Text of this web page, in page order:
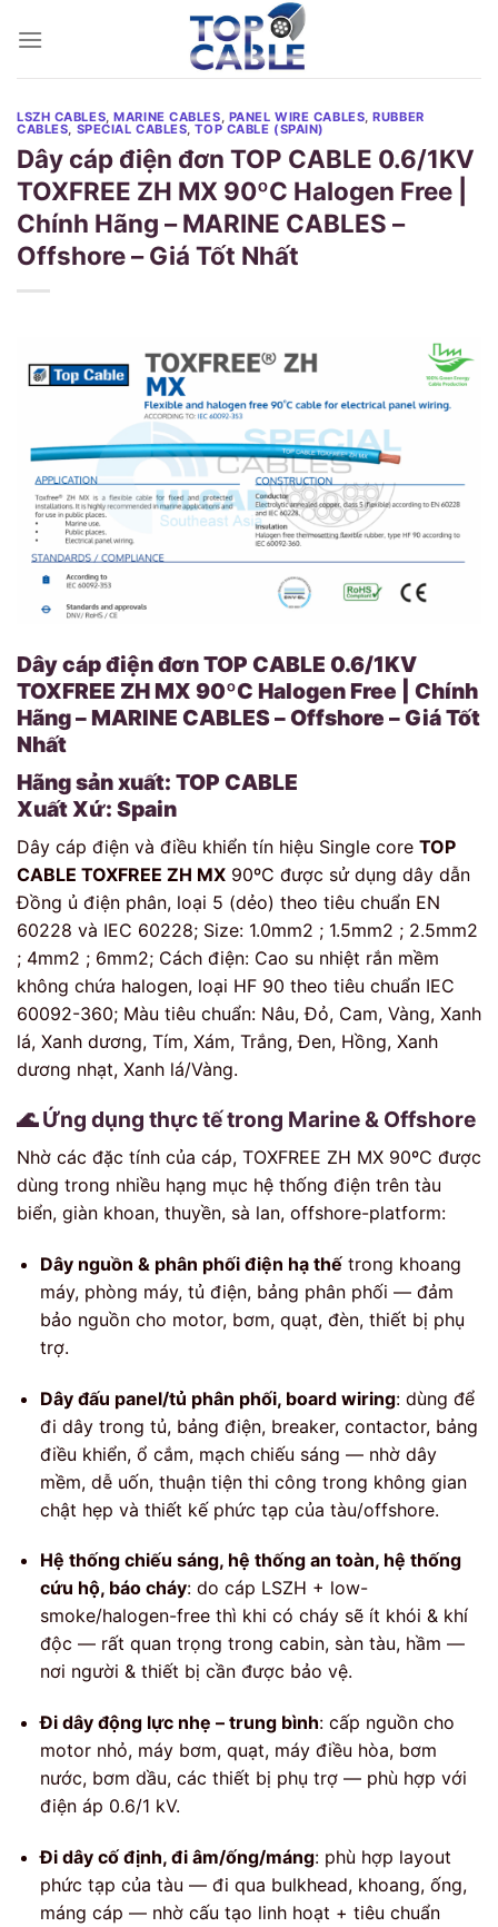
LSZH CABLES,MARINE CABLES, PANEL WIRE CABLES,RUBBER
CABLES, SPECIAL CABLES,TOP CABLE (SPAIN)
Dây cáp điện đơn TOP CABLE 0.6/1KV
TOXFREE ZH MX 90ºC Halogen Free |
Chính Hãng – MARINE CABLES –
Offshore – Giá Tốt Nhất
Dây cáp điện đơn TOP CABLE 0.6/1KV
TOXFREE ZH MX 90ºC Halogen Free | Chính
Hãng – MARINE CABLES – Offshore – Giá Tốt
Nhất
Hãng sản xuất: TOP CABLE
Xuất Xứ: Spain
Dây cáp điện và điều khiển tín hiệu Single core TOP
CABLE TOXFREE ZH MX 90ºC được sử dụng dây dẫn
Đồng ủ điện phân, loại 5 (dẻo) theo tiêu chuẩn EN
60228 và IEC 60228; Size: 1.0mm2 ; 1.5mm2 ; 2.5mm2
; 4mm2 ; 6mm2; Cách điện: Cao su nhiệt rắn mềm
không chứa halogen, loại HF 90 theo tiêu chuẩn IEC
60092-360; Màu tiêu chuẩn: Nâu, Đỏ, Cam, Vàng, Xanh
lá, Xanh dương, Tím, Xám, Trắng, Đen, Hồng, Xanh
dương nhạt, Xanh lá/Vàng.
🌊 Ứng dụng thực tế trong Marine & Offshore
Nhờ các đặc tính của cáp, TOXFREE ZH MX 90ºC được
dùng trong nhiều hạng mục hệ thống điện trên tàu
biển, giàn khoan, thuyền, sà lan, offshore-platform:
Dây nguồn & phân phối điện hạ thếtrong khoang
máy, phòng máy, tủ điện, bảng phân phối — đảm
bảo nguồn cho motor, bơm, quạt, đèn, thiết bị phụ
trợ.
Dây đấu panel/tủ phân phối, board wiring: dùng để
đi dây trong tủ, bảng điện, breaker, contactor, bảng
điều khiển, ổ cắm, mạch chiếu sáng — nhờ dây
mềm, dễ uốn, thuận tiện thi công trong không gian
chật hẹp và thiết kế phức tạp của tàu/offshore.
Hệ thống chiếu sáng, hệ thống an toàn, hệ thống
cứu hộ, báo cháy: do cáp LSZH + low-
smoke/halogen-free thì khi có cháy sẽ ít khói & khí
độc — rất quan trọng trong cabin, sàn tàu, hầm —
nơi người & thiết bị cần được bảo vệ.
Đi dây động lực nhẹ – trung bình: cấp nguồn cho
motor nhỏ, máy bơm, quạt, máy điều hòa, bơm
nước, bơm dầu, các thiết bị phụ trợ — phù hợp với
điện áp 0.6/1 kV.
Đi dây cố định, đi âm/ống/máng: phù hợp layout
phức tạp của tàu — đi qua bulkhead, khoang, ống,
máng cáp — nhờ cấu tạo linh hoạt + tiêu chuẩn